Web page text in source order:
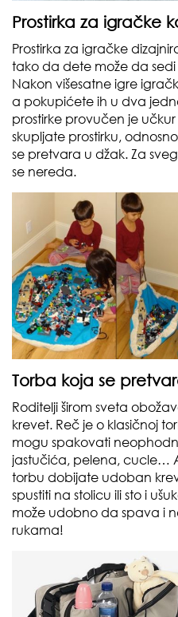
Prostirka za igračke
Prostirka za igračke
tako da dete može da
Nakon višesatne igre
a pokupićete ih u dva
prostirke provučen je
skupljate prostirku,
se pretvara u džak. Za
se nereda.
Torba koja se
Roditelji širom sveta
krevet. Reč je o klasičnoj
mogu spakovati
jastučića, pelena, cucle…
torbu dobijate udoban
spustiti na stolicu ili sto i
može udobno da spava i
rukama!